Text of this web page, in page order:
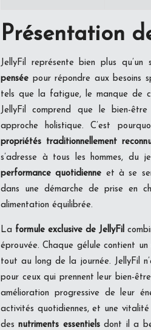
Présentation
JellyFil représente bien plus qu’un
pensée pour répondre aux besoins
tels que la fatigue, le manque de
JellyFil comprend que le bien-
approche holistique. C’est
propriétés traditionnellement
s’adresse à tous les hommes, du
performance quotidienne et à se
dans une démarche de prise en
alimentation équilibrée.
La formule exclusive de JellyFil
éprouvée. Chaque gélule contient un
tout au long de la journée. JellyFil
pour ceux qui prennent leur bien-
amélioration progressive de leur
activités quotidiennes, et une
desnutriments essentielsdont il a